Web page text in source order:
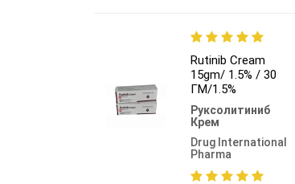
Rutinib Cream
15gm/ 1.5% / 30
ГМ/1.5%
Руксолитиниб
Крем
Drug International
Pharma